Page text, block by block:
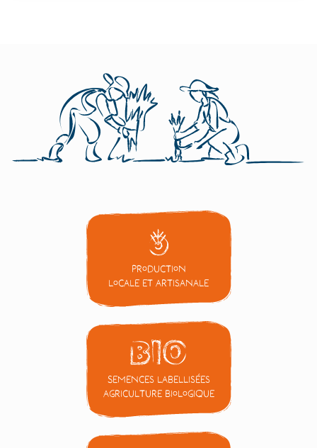
Production
locale et artisanale
Semences labellisées
Agriculture Biologique